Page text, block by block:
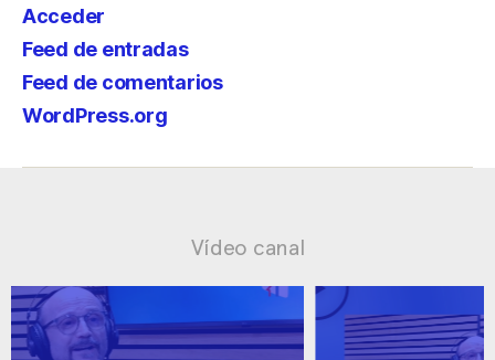
Acceder
Feed de entradas
Feed de comentarios
WordPress.org
Vídeo canal